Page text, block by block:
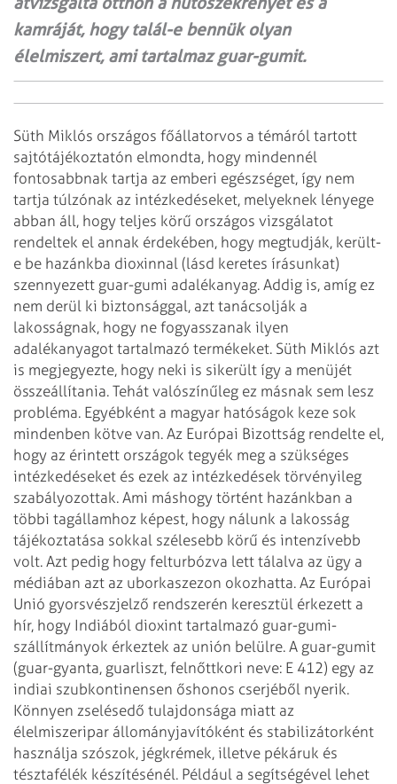
kamráját, hogy talál-e bennük olyan
élelmiszert, ami tartalmaz guar-gumit.
Süth Miklós országos főállatorvos a témáról tartott
sajtótájékoztatón elmondta, hogy mindennél
fontosabbnak tartja az emberi egészséget, így nem
tartja túlzónak az intézkedéseket, melyeknek lényege
abban áll, hogy teljes körű országos vizsgálatot
rendeltek el annak érdekében, hogy megtudják, került-
e be hazánkba dioxinnal (lásd keretes írásunkat)
szennyezett guar-gumi adalékanyag. Addig is, amíg ez
nem derül ki biztonsággal, azt tanácsolják a
lakosságnak, hogy ne fogyasszanak ilyen
adalékanyagot tartalmazó termékeket. Süth Miklós azt
is megjegyezte, hogy neki is sikerült így a menüjét
összeállítania. Tehát valószínűleg ez másnak sem lesz
probléma. Egyébként a magyar hatóságok keze sok
mindenben kötve van. Az Európai Bizottság rendelte el,
hogy az érintett országok tegyék meg a szükséges
intézkedéseket és ezek az intézkedések törvényileg
szabályozottak. Ami máshogy történt hazánkban a
többi tagállamhoz képest, hogy nálunk a lakosság
tájékoztatása sokkal szélesebb körű és intenzívebb
volt. Azt pedig hogy felturbózva lett tálalva az ügy a
médiában azt az uborkaszezon okozhatta. Az Európai
Unió gyorsvészjelző rendszerén keresztül érkezett a
hír, hogy Indiából dioxint tartalmazó guar-gumi-
szállítmányok érkeztek az unión belülre. A guar-gumit
(guar-gyanta, guarliszt, felnőttkori neve: E 412) egy az
indiai szubkontinensen őshonos cserjéből nyerik.
Könnyen zselésedő tulajdonsága miatt az
élelmiszeripar állományjavítóként és stabilizátorként
használja szószok, jégkrémek, illetve pékáruk és
tésztafélék készítésénél. Például a segítségével lehet